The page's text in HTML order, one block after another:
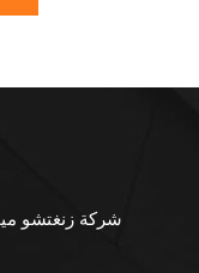
شركة زنغتشو